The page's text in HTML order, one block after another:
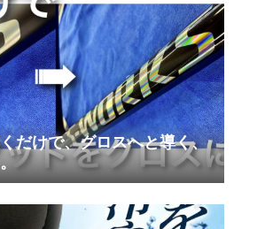
だけで、グロスへと導く、